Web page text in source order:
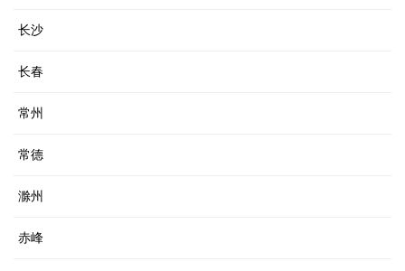
长沙
长春
常州
常德
滁州
赤峰